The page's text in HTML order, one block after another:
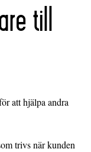
till
att hjälpa andra
trivs när kunden